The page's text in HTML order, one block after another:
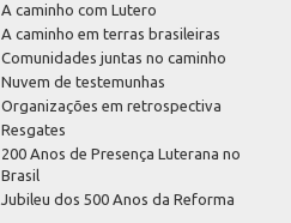
A caminho com Lutero
A caminho em terras brasileiras
Comunidades juntas no caminho
Nuvem de testemunhas
Organizações em retrospectiva
Resgates
200 Anos de Presença Luterana no
Brasil
Jubileu dos 500 Anos da Reforma